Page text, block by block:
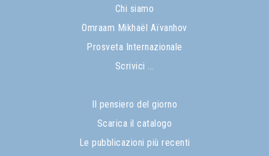
Chi siamo
Omraam Mikhaël Aïvanhov
Prosveta Internazionale
Scrivici ...
Il pensiero del giorno
Scarica il catalogo
Le pubblicazioni più recenti